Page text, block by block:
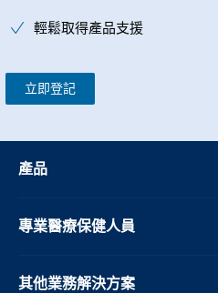
輕鬆取得產品支援
立即登記
產品
專業醫療保健人員
其他業務解決方案​